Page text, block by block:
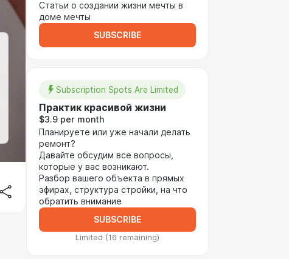
Статьи о создании жизни мечты в
доме мечты
SUBSCRIBE
Subscription Spots Are Limited
Практик красивой жизни
$3.9 per month
Планируете или уже начали делать
ремонт?
Давайте обсудим все вопросы,
которые у вас возникают.
Разбор вашего объекта в прямых
эфирах, структура стройки, на что
обратить внимание
SUBSCRIBE
Limited (16 remaining)